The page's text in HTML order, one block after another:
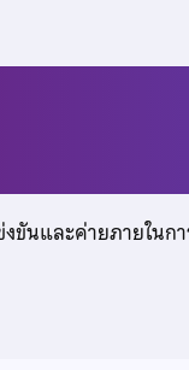
ขันและค่ายภายใน